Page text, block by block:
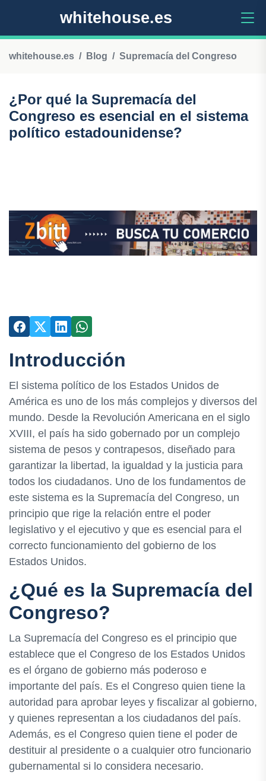
whitehouse.es
whitehouse.es Blog Supremacía del Congreso
¿Por qué la Supremacía del
Congreso es esencial en el sistema
político estadounidense?
Introducción
El sistema político de los Estados Unidos de
América es uno de los más complejos y diversos del
mundo. Desde la Revolución Americana en el siglo
XVIII, el país ha sido gobernado por un complejo
sistema de pesos y contrapesos, diseñado para
garantizar la libertad, la igualdad y la justicia para
todos los ciudadanos. Uno de los fundamentos de
este sistema es la Supremacía del Congreso, un
principio que rige la relación entre el poder
legislativo y el ejecutivo y que es esencial para el
correcto funcionamiento del gobierno de los
Estados Unidos.
¿Qué es la Supremacía del
Congreso?
La Supremacía del Congreso es el principio que
establece que el Congreso de los Estados Unidos
es el órgano de gobierno más poderoso e
importante del país. Es el Congreso quien tiene la
autoridad para aprobar leyes y fiscalizar al gobierno,
y quienes representan a los ciudadanos del país.
Además, es el Congreso quien tiene el poder de
destituir al presidente o a cualquier otro funcionario
gubernamental si lo considera necesario.